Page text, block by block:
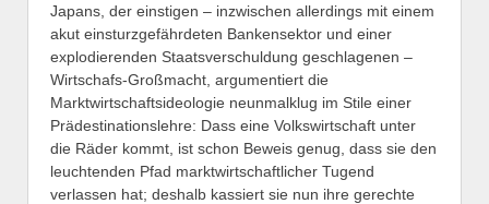
Japans, der einstigen – inzwischen allerdings mit einem
akut einsturzgefährdeten Bankensektor und einer
explodierenden Staatsverschuldung geschlagenen –
Wirtschafs-Großmacht, argumentiert die
Marktwirtschaftsideologie neunmalklug im Stile einer
Prädestinationslehre: Dass eine Volkswirtschaft unter
die Räder kommt, ist schon Beweis genug, dass sie den
leuchtenden Pfad marktwirtschaftlicher Tugend
verlassen hat; deshalb kassiert sie nun ihre gerechte